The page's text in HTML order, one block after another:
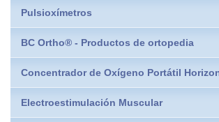
Pulsioxímetros
BC Ortho® - Productos de ortopedia
Concentrador de Oxígeno Portátil
Electroestimulación Muscular